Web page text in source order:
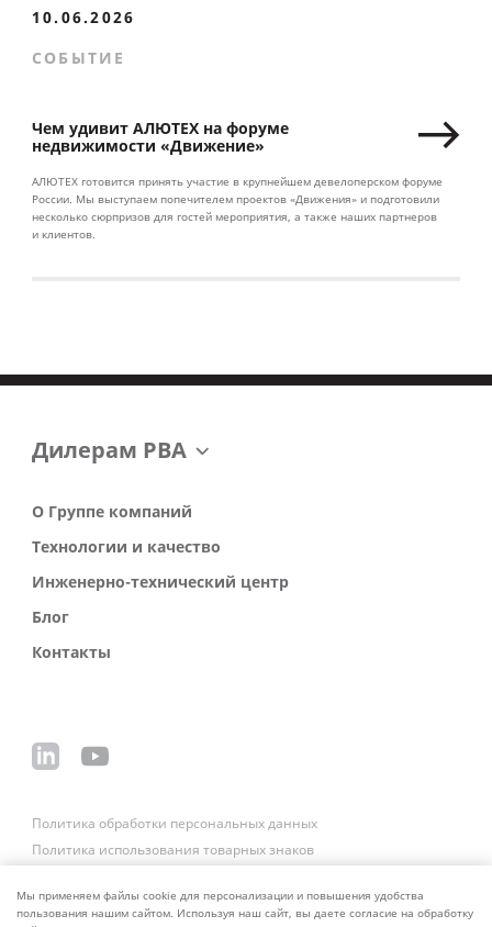
10.06.2026
СОБЫТИЕ
Чем удивит АЛЮТЕХ на форуме
недвижимости «Движение»
АЛЮТЕХ готовится принять участие в крупнейшем девелоперском форуме
России. Мы выступаем попечителем проектов «Движения» и подготовили
несколько сюрпризов для гостей мероприятия, а также наших партнеров
и клиентов.
Дилерам РВА
О Группе компаний
Технологии и качество
Инженерно-технический центр
Блог
Контакты
Политика обработки персональных данных
Политика использования товарных знаков
Мы применяем файлы cookie для персонализации и повышения удобства
пользования нашим сайтом. Используя наш сайт, вы даете согласие на обработку